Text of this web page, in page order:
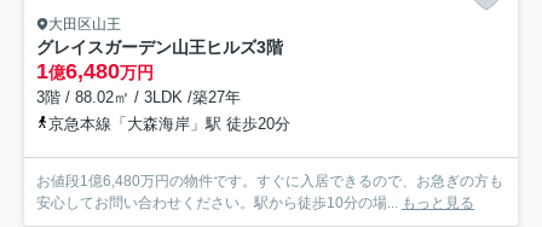
大田区山王
グレイスガーデン山王ヒルズ3階
1億6,480万円
3階 / 88.02㎡ / 3LDK /築27年
京急本線「大森海岸」駅 徒歩20分
お値段1億6,480万円の物件です。すぐに入居できるので、お急ぎの方も
安心してお問い合わせください。駅から徒歩10分の場... もっと見る